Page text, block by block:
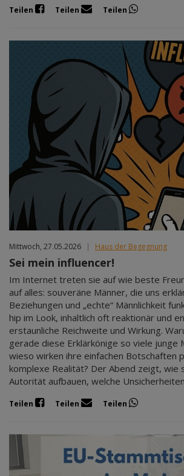
Teilen Teilen Teilen
Mittwoch, 27.05.2026 | Haus der Begegnung
Sei mein influencer!
Im Internet treten sie auf wie beste
auf alles: souveräne Männer, die uns
Beziehungen und „echte“ Männlichkeit
hip im Look, inhaltlich oft reaktionär und
erstaunliche Reichweite und Wirkung.
gerade diese Erklärkönige so viele junge
wieso wirken ihre einfachen Botschaften
komplexe Realität? Der Abend zeigt, wie
Autorität aufbauen, welche
Teilen Teilen Teilen